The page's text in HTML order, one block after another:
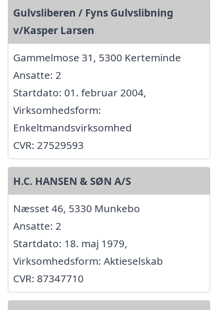
Gulvsliberen / Fyns Gulvslibning
v/Kasper Larsen
Gammelmose 31, 5300 Kerteminde
Ansatte: 2
Startdato: 01. februar 2004,
Virksomhedsform:
Enkeltmandsvirksomhed
CVR: 27529593
H.C. HANSEN & SØN A/S
Næsset 46, 5330 Munkebo
Ansatte: 2
Startdato: 18. maj 1979,
Virksomhedsform: Aktieselskab
CVR: 87347710